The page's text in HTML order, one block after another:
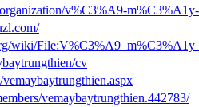
v%C3%A9-
wiki/
cv
vemaybaytrungthien.442783/